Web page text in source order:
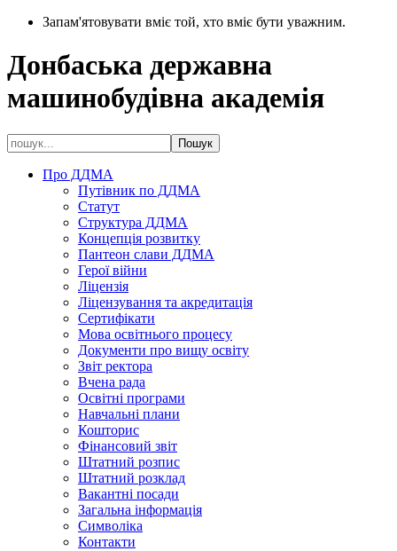
Запам'ятовувати вміє той, хто вміє бути уважним.
Донбаська державна
машинобудівна академія
Про ДДМА
Путівник по ДДМА
Статут
Структура ДДМА
Концепція розвитку
Пантеон слави ДДМА
Герої війни
Ліцензія
Ліцензування та акредитація
Сертифікати
Мова освітнього процесу
Документи про вищу освіту
Звіт ректора
Вчена рада
Освітні програми
Навчальні плани
Кошторис
Фінансовий звіт
Штатний розпис
Штатний розклад
Вакантні посади
Загальна інформація
Символіка
Контакти